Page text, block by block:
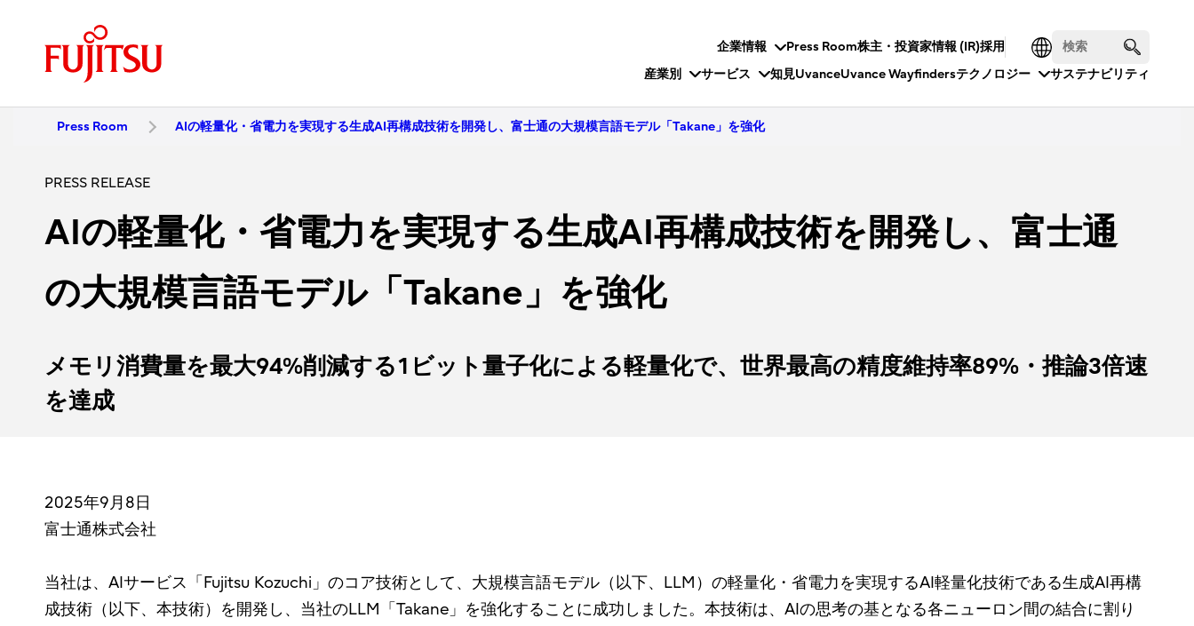
企業情報 Press Room株主・投資家情報 (IR)採用
産業別
サービス 知見UvanceUvance Wayfindersテクノロジー サステナビリティ
Press Room AIの軽量化・省電力を実現する生成AI再構成技術を開発し、富士通の大規模言語モデル「Takane」を強化
PRESS RELEASE
AIの軽量化・省電力を実現する生成AI再構成技術を開発し、富士通
の大規模言語モデル「Takane」を強化
メモリ消費量を最大94%削減する1ビット量子化による軽量化で、世界最高の精度維持率89%・推論3倍速
を達成
2025年9月8日
富士通株式会社
当社は、AIサービス「Fujitsu Kozuchi」のコア技術として、大規模言語モデル（以下、LLM）の軽量化・省電力を実現するAI軽量化技術である生成AI再構
成技術（以下、本技術）を開発し、当社のLLM「Takane」を強化することに成功しました。本技術は、AIの思考の基となる各ニューロン間の結合に割り